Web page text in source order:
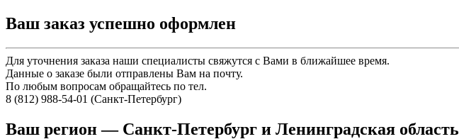
Ваш заказ успешно оформлен
Для уточнения заказа наши специалисты свяжутся с Вами в ближайшее время.
Данные о заказе были отправлены Вам на почту.
По любым вопросам обращайтесь по тел.
8 (812) 988-54-01 (Санкт-Петербург)
Ваш регион — Санкт-Петербург и Ленинградская область